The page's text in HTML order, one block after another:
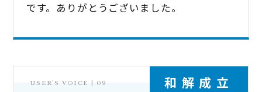
です。ありがとうございました。
和解成立
USER’S VOICE | 09